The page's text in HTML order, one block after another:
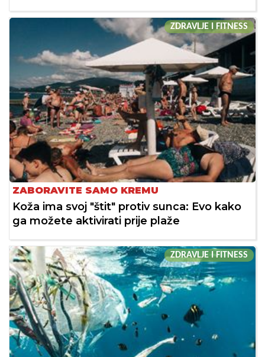
ZDRAVLJE I FITNESS
ZABORAVITE SAMO KREMU
Koža ima svoj "štit" protiv sunca: Evo kako
ga možete aktivirati prije plaže
ZDRAVLJE I FITNESS